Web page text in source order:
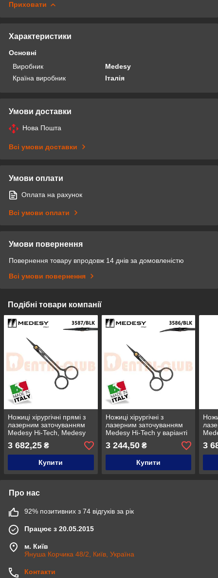
Приховати
Характеристики
Основні
Виробник
Medesy
Країна виробник
Італія
Умови доставки
Нова Пошта
Всі умови доставки
Умови оплати
Оплата на рахунок
Всі умови оплати
Умови повернення
Повернення товару впродовж 14 днів за домовленістю
Всі умови повернення
Подібні товари компанії
Ножиці хірургічні прямі з
лазерним заточуванням
Medesy Hi-Tech, Medesy
3587/BLK
3 682,25 ₴
Купити
Ножиці хірургічні з
лазерним заточуванням
Medesy Hi-Tech у варіанті
BLK, вигнуті, Medesy
3586/BLK
3 244,50₴
Купити
3
Про нас
92% позитивних з 74 відгуків за рік
Працює з 20.05.2015
м. Київ
Януша Корчика 48/2, Київ, Україна
Контакти